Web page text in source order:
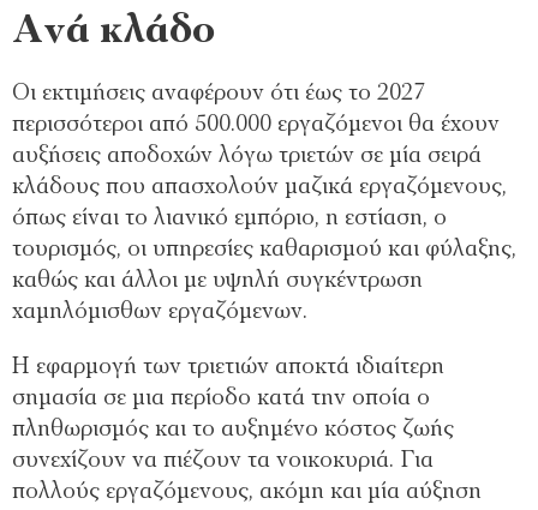
Ανά κλάδο
Οι εκτιμήσεις αναφέρουν ότι έως το 2027
περισσότεροι από 500.000 εργαζόμενοι θα έχουν
αυξήσεις αποδοχών λόγω τριετών σε μία σειρά
κλάδους που απασχολούν μαζικά εργαζόμενους,
όπως είναι το λιανικό εμπόριο, η εστίαση, ο
τουρισμός, οι υπηρεσίες καθαρισμού και φύλαξης,
καθώς και άλλοι με υψηλή συγκέντρωση
χαμηλόμισθων εργαζόμενων.
Η εφαρμογή των τριετιών αποκτά ιδιαίτερη
σημασία σε μια περίοδο κατά την οποία ο
πληθωρισμός και το αυξημένο κόστος ζωής
συνεχίζουν να πιέζουν τα νοικοκυριά. Για
πολλούς εργαζόμενους, ακόμη και μία αύξηση